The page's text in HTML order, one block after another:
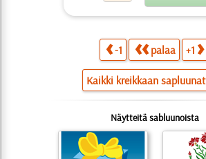
-1 palaa +1
Kaikki kreikkaan sapluunat
Näytteitä sabluunoista